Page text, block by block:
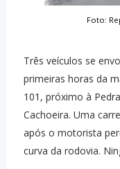
Foto:
Três veículos se
primeiras horas da
101, próximo à
Cachoeira. Uma
após o motorista
curva da rodovia.